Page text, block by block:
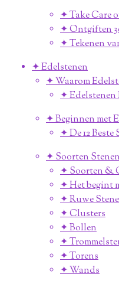
✦ Take Care
✦ Ontgiften
✦ Tekenen
✦ Edelstenen
✦ Waarom
✦ Edelstenen
✦ Beginnen met
✦ De 12
✦ Soorten
✦ Soorten &
✦ Het begint
✦ Ruwe
✦ Clusters
✦ Bollen
✦
✦ Torens
✦ Wands